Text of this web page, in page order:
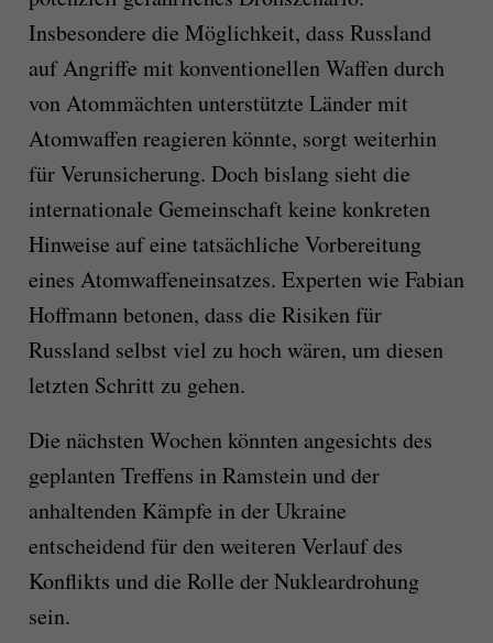
Insbesondere die Möglichkeit, dass Russland
auf Angriffe mit konventionellen Waffen durch
von Atommächten unterstützte Länder mit
Atomwaffen reagieren könnte, sorgt weiterhin
für Verunsicherung. Doch bislang sieht die
internationale Gemeinschaft keine konkreten
Hinweise auf eine tatsächliche Vorbereitung
eines Atomwaffeneinsatzes. Experten wie Fabian
Hoffmann betonen, dass die Risiken für
Russland selbst viel zu hoch wären, um diesen
letzten Schritt zu gehen.
Die nächsten Wochen könnten angesichts des
geplanten Treffens in Ramstein und der
anhaltenden Kämpfe in der Ukraine
entscheidend für den weiteren Verlauf des
Konflikts und die Rolle der Nukleardrohung
sein.